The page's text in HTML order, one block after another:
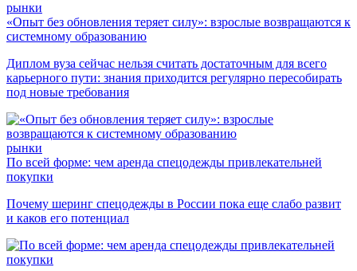
рынки
«Опыт без обновления теряет силу»: взрослые возвращаются к
системному образованию
Диплом вуза сейчас нельзя считать достаточным для всего
карьерного пути: знания приходится регулярно пересобирать
под новые требования
рынки
По всей форме: чем аренда спецодежды привлекательней
покупки
Почему шеринг спецодежды в России пока еще слабо развит
и каков его потенциал